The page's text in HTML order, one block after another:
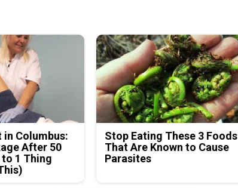
Columbus:
After 50
to 1 Thing
Stop Eating These 3 Foods
That Are Known to Cause
Parasites